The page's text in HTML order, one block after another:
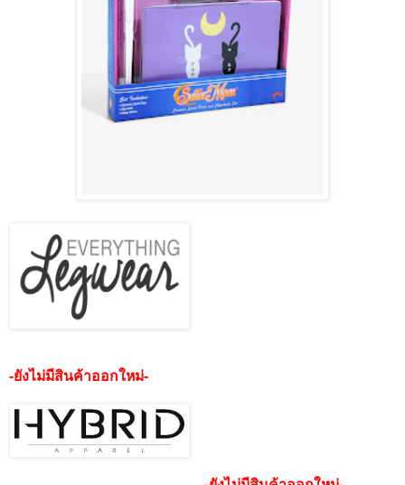
-ยังไม่มีสินค้าออกใหม่-